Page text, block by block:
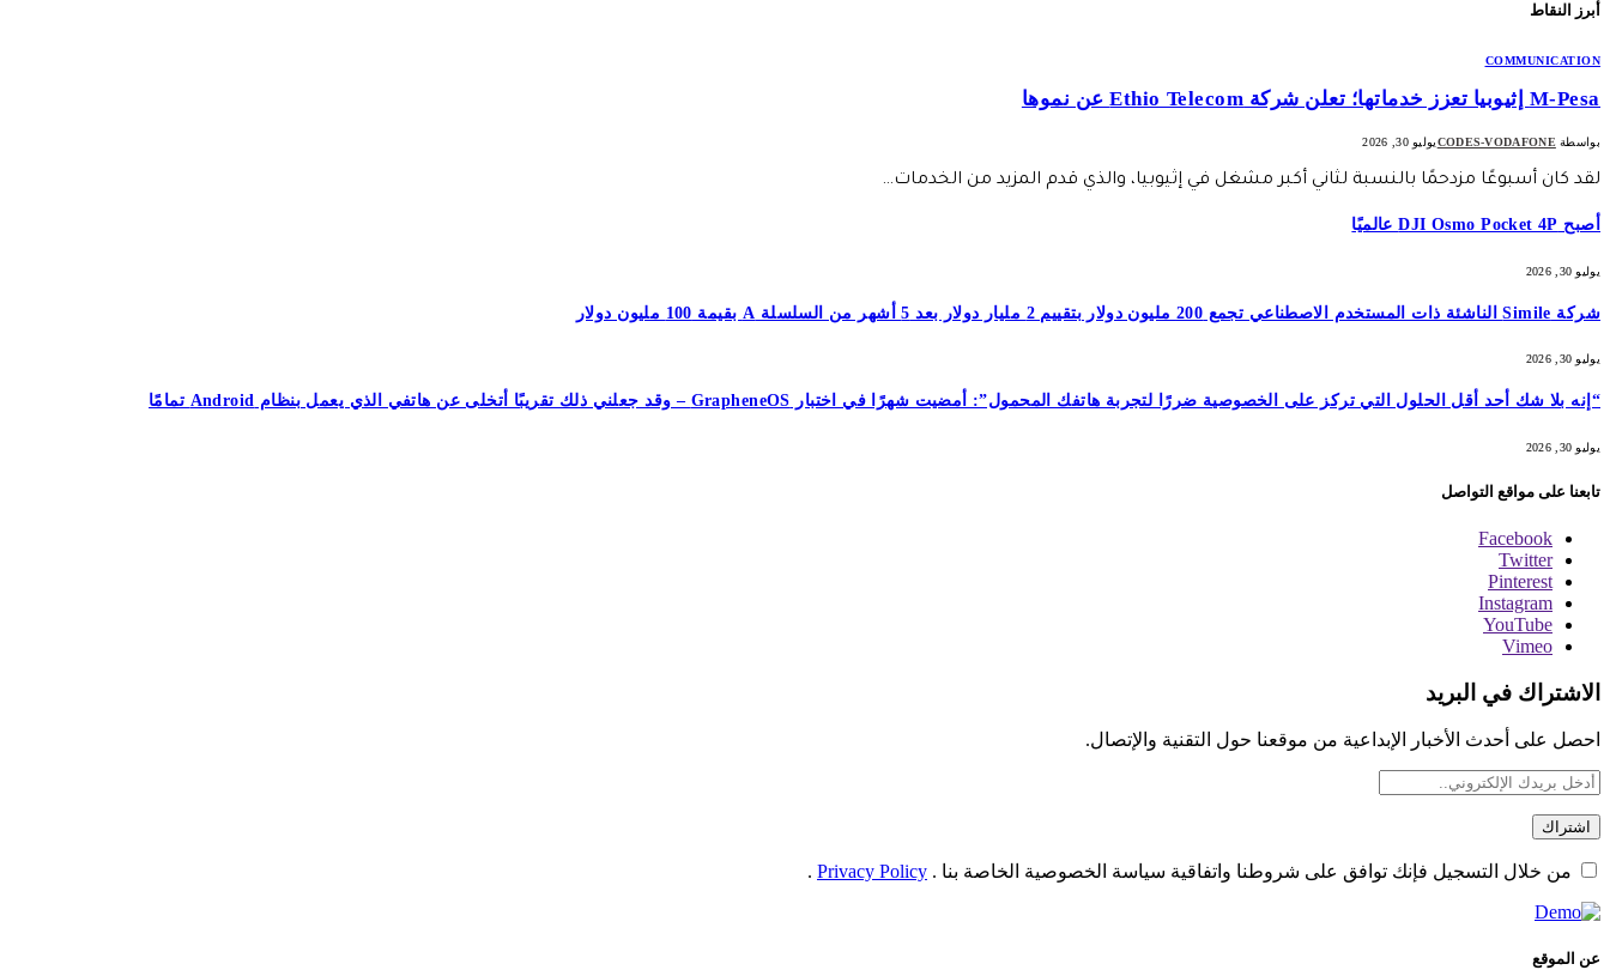
أبرز النقاط
COMMUNICATION
M-Pesa إثيوبيا تعزز خدماتها؛ تعلن شركة Ethio Telecom عن نموها
بواسطة CODES-VODAFONEيوليو 30, 2026
لقد كان أسبوعًا مزدحمًا بالنسبة لثاني أكبر مشغل في إثيوبيا، والذي قدم المزيد من الخدمات…
أصبح DJI Osmo Pocket 4P عالميًا
يوليو 30, 2026
شركة Simile الناشئة ذات المستخدم الاصطناعي تجمع 200 مليون دولار بتقييم 2 مليار دولار بعد 5 أشهر من السلسلة A بقيمة 100 مليون دولار
يوليو 30, 2026
“إنه بلا شك أحد أقل الحلول التي تركز على الخصوصية ضررًا لتجربة هاتفك المحمول”: أمضيت شهرًا في اختبار GrapheneOS – وقد جعلني ذلك تقريبًا أتخلى عن هاتفي الذي يعمل بنظام Android تمامًا
يوليو 30, 2026
تابعنا على مواقع التواصل
Facebook
Twitter
Pinterest
Instagram
YouTube
Vimeo
الاشتراك في البريد
احصل على أحدث الأخبار الإبداعية من موقعنا حول التقنية والإتصال.
من خلال التسجيل فإنك توافق على شروطنا واتفاقية سياسة الخصوصية الخاصة بنا . Privacy Policy
.
عن الموقع